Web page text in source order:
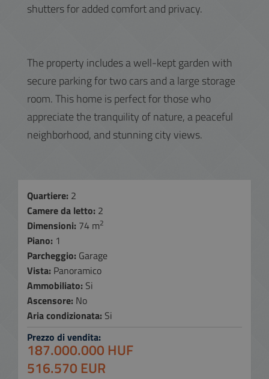
shutters for added comfort and privacy.
The property includes a well-kept garden with
secure parking for two cars and a large storage
room. This home is perfect for those who
appreciate the tranquility of nature, a peaceful
neighborhood, and stunning city views.
Quartiere: 2
Camere da letto: 2
Dimensioni: 74 m2
Piano: 1
Parcheggio: Garage
Vista: Panoramico
Ammobiliato: Si
Ascensore: No
Aria condizionata: Si
Prezzo di vendita:
187.000.000 HUF
516.570 EUR